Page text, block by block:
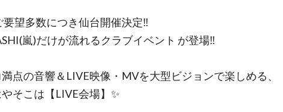
要望多数につき仙台開催決定‼️
嵐)だけが流れるクラブイベント が登場‼️
点の音響＆LIVE映像・MVを大型ビジョンで楽しめる、
やそこは【LIVE会場】✨